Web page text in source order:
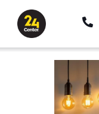
innehåll